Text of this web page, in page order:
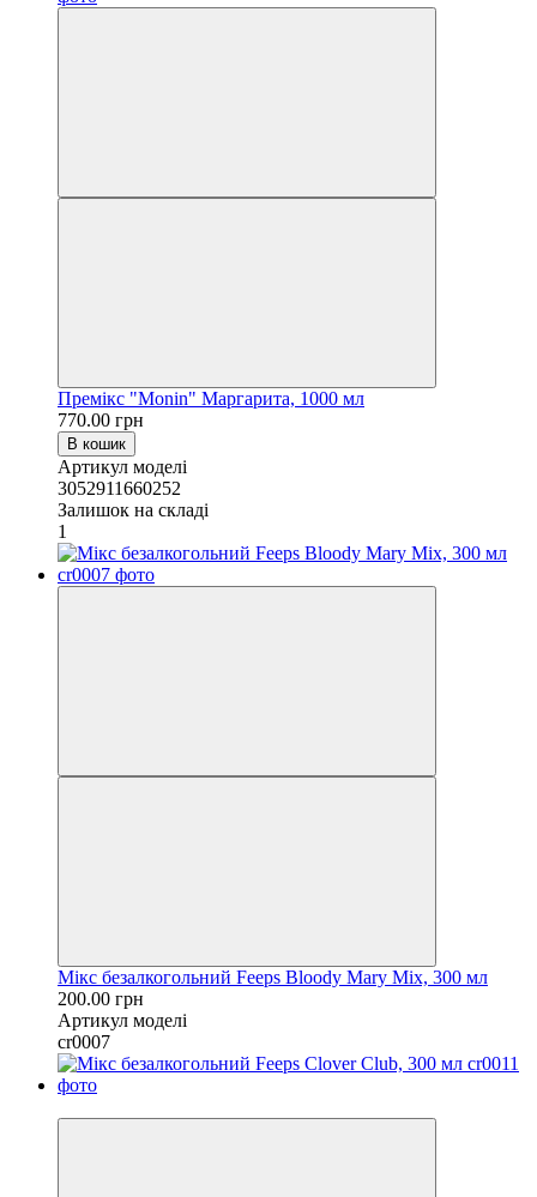
Премікс "Monin" Маргарита, 1000 мл
770.00 грн
В кошик
Артикул моделі
3052911660252
Залишок на складі
1
Мікс безалкогольний Feeps Bloody Mary Mix, 300 мл
200.00 грн
Артикул моделі
cr0007